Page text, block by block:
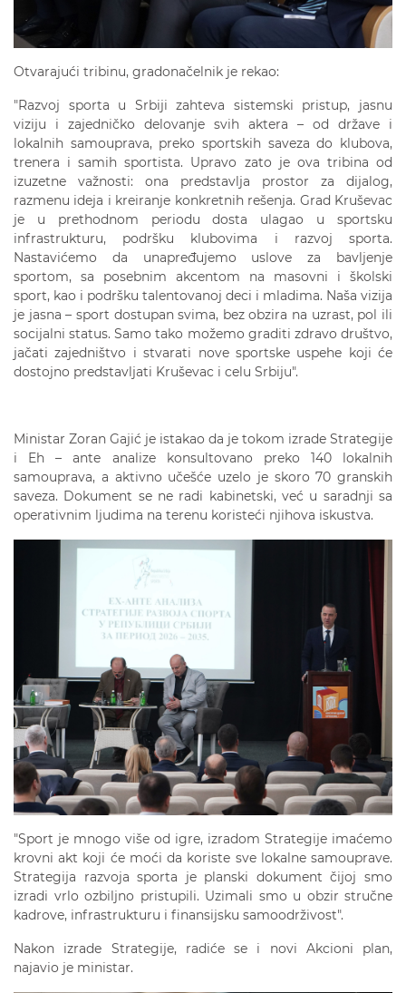
Otvarajući tribinu, gradonačelnik je rekao:
"Razvoj sporta u Srbiji zahteva sistemski pristup, jasnu
viziju i zajedničko delovanje svih aktera – od države i
lokalnih samouprava, preko sportskih saveza do klubova,
trenera i samih sportista. Upravo zato je ova tribina od
izuzetne važnosti: ona predstavlja prostor za dijalog,
razmenu ideja i kreiranje konkretnih rešenja. Grad Kruševac
je u prethodnom periodu dosta ulagao u sportsku
infrastrukturu, podršku klubovima i razvoj sporta.
Nastavićemo da unapređujemo uslove za bavljenje
sportom, sa posebnim akcentom na masovni i školski
sport, kao i podršku talentovanoj deci i mladima. Naša vizija
je jasna – sport dostupan svima, bez obzira na uzrast, pol ili
socijalni status. Samo tako možemo graditi zdravo društvo,
jačati zajedništvo i stvarati nove sportske uspehe koji će
dostojno predstavljati Kruševac i celu Srbiju".
Ministar Zoran Gajić je istakao da je tokom izrade Strategije
i Eh – ante analize konsultovano preko 140 lokalnih
samouprava, a aktivno učešće uzelo je skoro 70 granskih
saveza. Dokument se ne radi kabinetski, već u saradnji sa
operativnim ljudima na terenu koristeći njihova iskustva.
"Sport je mnogo više od igre, izradom Strategije imaćemo
krovni akt koji će moći da koriste sve lokalne samouprave.
Strategija razvoja sporta je planski dokument čijoj smo
izradi vrlo ozbiljno pristupili. Uzimali smo u obzir stručne
kadrove, infrastrukturu i finansijsku samoodrživost".
Nakon izrade Strategije, radiće se i novi Akcioni plan,
najavio je ministar.